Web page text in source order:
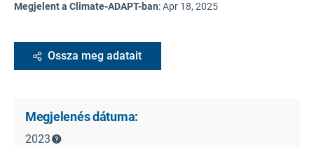
Megjelent a Climate-ADAPT-ban:Apr 18, 2025
Ossza meg adatait
Megjelenés dátuma:
2023